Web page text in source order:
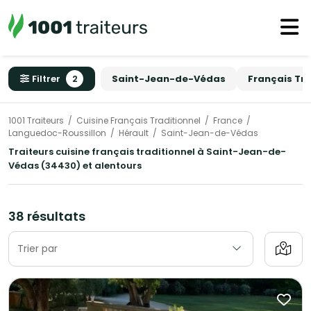
Filtrer 2 Saint-Jean-de-Védas Français
1001 Traiteurs Cuisine Français Traditionnel
France
Languedoc-Roussillon
Hérault Saint-Jean-de-Védas
Traiteurs cuisine français traditionnel à Saint-Jean-de-
Védas (34430) et alentours
38 résultats
Trier par